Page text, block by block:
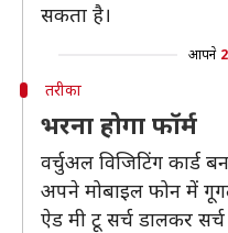
सकता है।
आपने
तरीका
भरना होगा फॉर्म
वर्चुअल विजिटिंग
अपने मोबाइल फोन में
ऐड मी टू सर्च डालकर सर्च